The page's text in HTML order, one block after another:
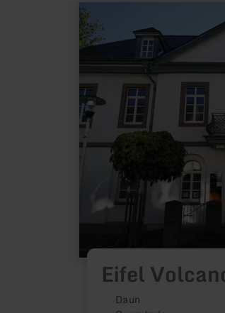
Eifel
Daun
learn
more
about:
Eifel
Volcano
Museum